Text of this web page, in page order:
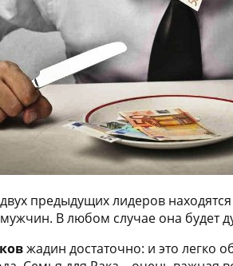
предыдущих лидеров находятся
В любом случае она будет
жадин достаточно: и это легко